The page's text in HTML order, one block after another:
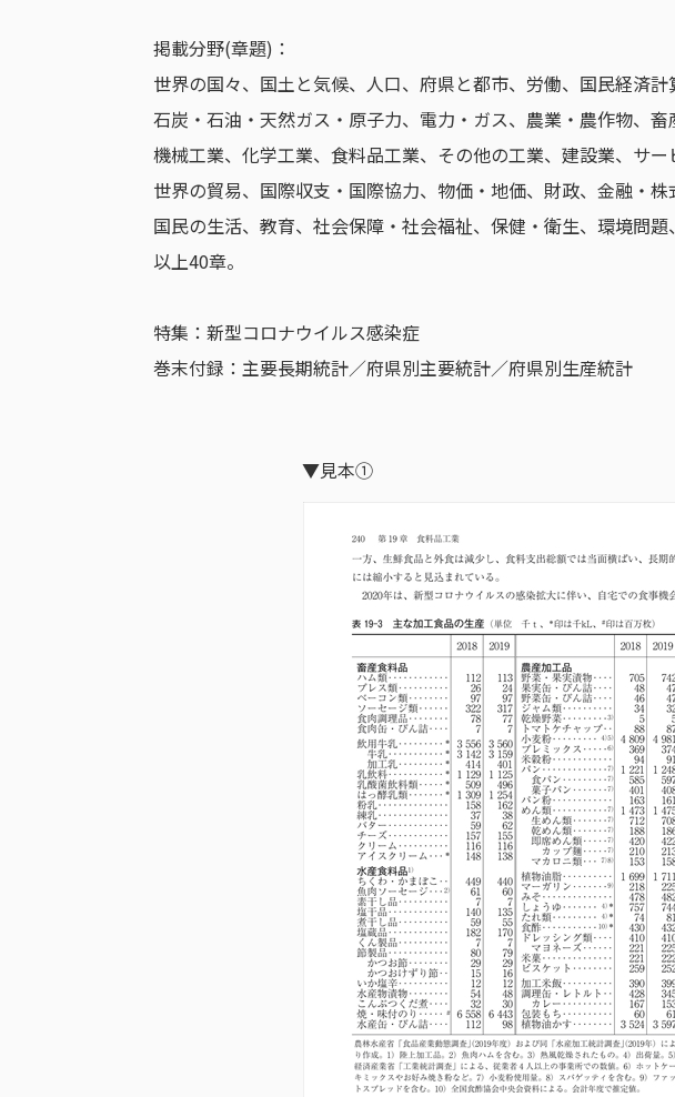
掲載分野(章題)：
世界の国々、国土と気候、人口、府県と都市、労働、国民経済計
石炭・石油・天然ガス・原子力、電力・ガス、農業・農作物、畜
機械工業、化学工業、食料品工業、その他の工業、建設業、サー
世界の貿易、国際収支・国際協力、物価・地価、財政、金融・
国民の生活、教育、社会保障・社会福祉、保健・衛生、環境問
以上40章。
特集：新型コロナウイルス感染症
巻末付録：主要長期統計／府県別主要統計／府県別生産統計
▼見本①